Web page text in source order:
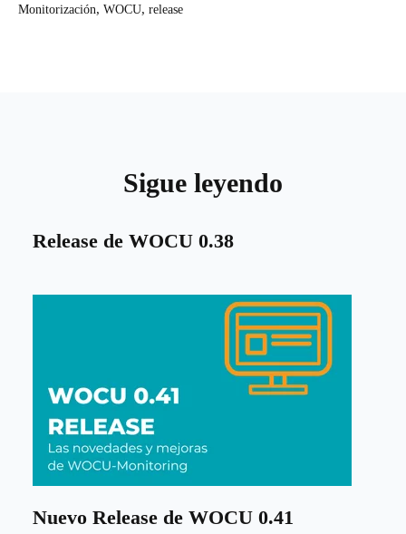
Monitorización, WOCU, release
Sigue leyendo
Release de WOCU 0.38
Nuevo Release de WOCU 0.41